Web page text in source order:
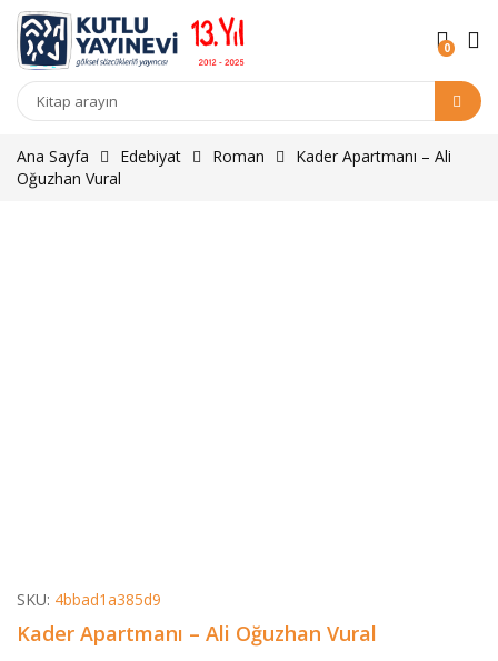
0
Kitap
Ana Sayfa
Edebiyat Roman
Kader Apartmanı – Ali
Oğuzhan Vural
SKU: 4bbad1a385d9
Kader Apartmanı – Ali Oğuzhan Vural